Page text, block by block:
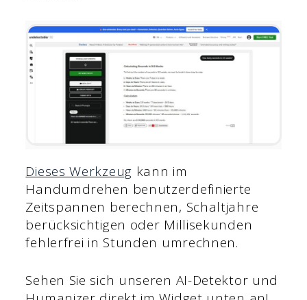
Dieses Werkzeug kann im
Handumdrehen benutzerdefinierte
Zeitspannen berechnen, Schaltjahre
berücksichtigen oder Millisekunden
fehlerfrei in Stunden umrechnen.
Sehen Sie sich unseren AI-Detektor und